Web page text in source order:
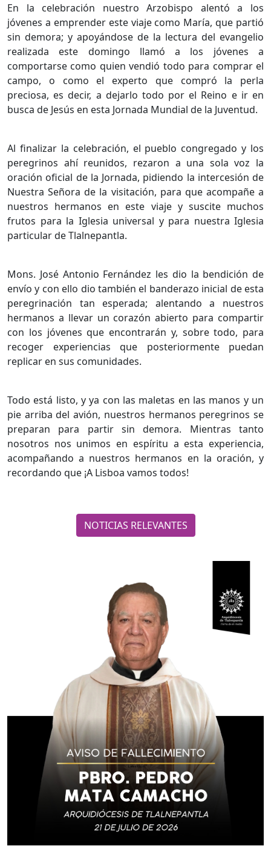
En la celebración nuestro Arzobispo alentó a los
jóvenes a emprender este viaje como María, que partió
sin demora; y apoyándose de la lectura del evangelio
realizada este domingo llamó a los jóvenes a
comportarse como quien vendió todo para comprar el
campo, o como el experto que compró la perla
preciosa, es decir, a dejarlo todo por el Reino e ir en
busca de Jesús en esta Jornada Mundial de la Juventud.
Al finalizar la celebración, el pueblo congregado y los
peregrinos ahí reunidos, rezaron a una sola voz la
oración oficial de la Jornada, pidiendo la intercesión de
Nuestra Señora de la visitación, para que acompañe a
nuestros hermanos en este viaje y suscite muchos
frutos para la Iglesia universal y para nuestra Iglesia
particular de Tlalnepantla.
Mons. José Antonio Fernández les dio la bendición de
envío y con ello dio también el banderazo inicial de esta
peregrinación tan esperada; alentando a nuestros
hermanos a llevar un corazón abierto para compartir
con los jóvenes que encontrarán y, sobre todo, para
recoger experiencias que posteriormente puedan
replicar en sus comunidades.
Todo está listo, y ya con las maletas en las manos y un
pie arriba del avión, nuestros hermanos peregrinos se
preparan para partir sin demora. Mientras tanto
nosotros nos unimos en espíritu a esta experiencia,
acompañando a nuestros hermanos en la oración, y
recordando que ¡A Lisboa vamos todos!
NOTICIAS RELEVANTES